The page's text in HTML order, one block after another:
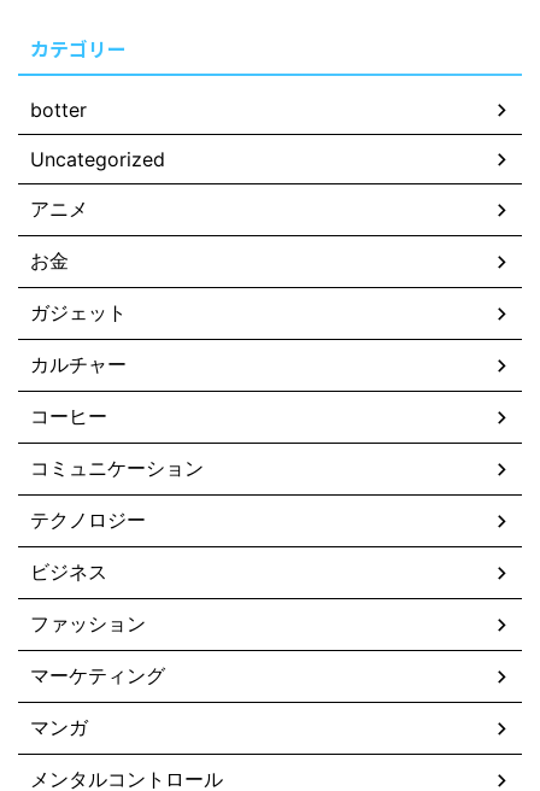
カテゴリー
botter
Uncategorized
アニメ
お金
ガジェット
カルチャー
コーヒー
コミュニケーション
テクノロジー
ビジネス
ファッション
マーケティング
マンガ
メンタルコントロール